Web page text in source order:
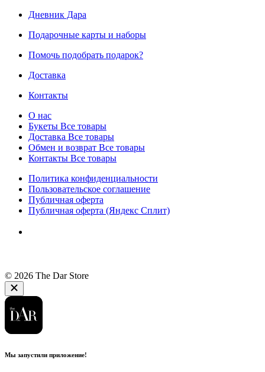
Дневник Дара
Подарочные карты и наборы
Помочь подобрать подарок?
Доставка
Контакты
О нас
Букеты Все товары
Доставка Все товары
Обмен и возврат Все товары
Контакты Все товары
Политика конфиденциальности
Пользовательское соглашение
Публичная оферта
Публичная оферта (Яндекс Сплит)
© 2026 The Dar Store
Мы запустили приложение!